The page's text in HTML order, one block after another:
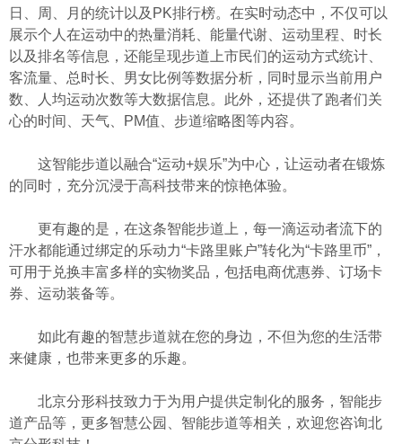
日、周、月的统计以及PK排行榜。在实时动态中，不仅可以
展示个人在运动中的热量消耗、能量代谢、运动里程、时长
以及排名等信息，还能呈现步道上市民们的运动方式统计、
客流量、总时长、男女比例等数据分析，同时显示当前用户
数、人均运动次数等大数据信息。此外，还提供了跑者们关
心的时间、天气、PM值、步道缩略图等内容。
这智能步道以融合“运动+娱乐”为中心，让运动者在锻炼
的同时，充分沉浸于高科技带来的惊艳体验。
更有趣的是，在这条智能步道上，每一滴运动者流下的
汗水都能通过绑定的乐动力“卡路里账户”转化为“卡路里币”，
可用于兑换丰富多样的实物奖品，包括电商优惠券、订场卡
券、运动装备等。
如此有趣的智慧步道就在您的身边，不但为您的生活带
来健康，也带来更多的乐趣。
北京分形科技致力于为用户提供定制化的服务，智能步
道产品等，更多智慧公园、智能步道等相关，欢迎您咨询北